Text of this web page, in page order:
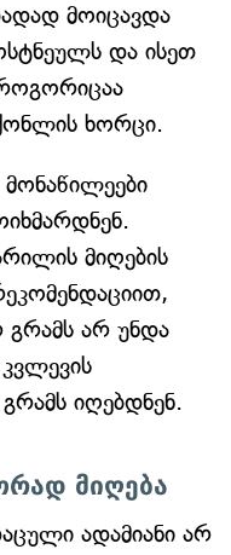
მოიცავდა
და ისეთ
ხორცი.
მიღების
არ უნდა
იღებდნენ.
მიღება
ადამიანი არ